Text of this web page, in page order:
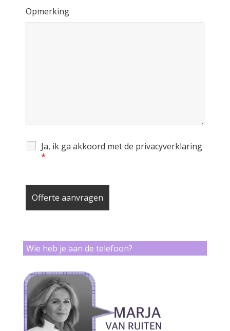
Opmerking
Ja, ik ga akkoord met de privacyverklaring
*
Wie heb je aan de telefoon?